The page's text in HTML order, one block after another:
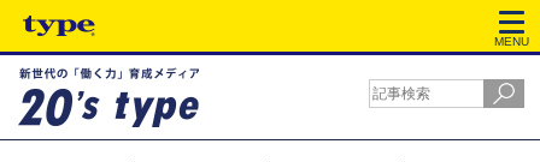
MENU